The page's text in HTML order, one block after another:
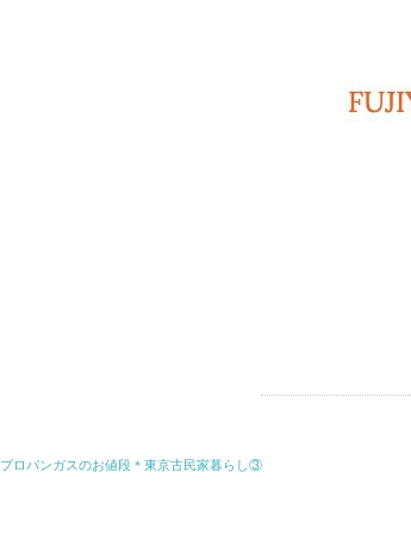
プロパンガスのお値段＊東京古民家暮らし③